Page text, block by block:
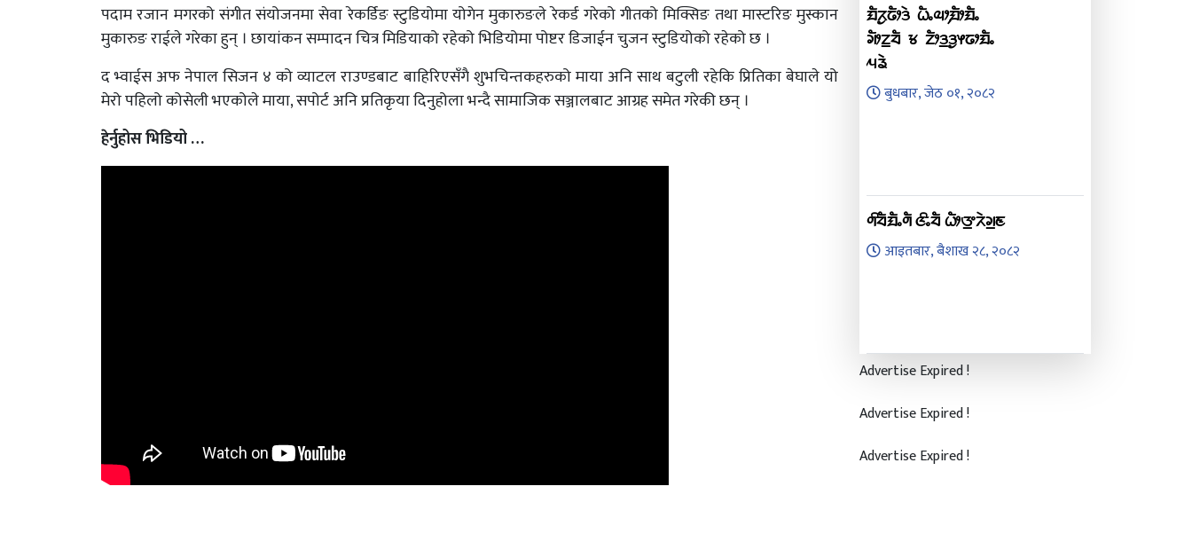
पदाम रजान मगरको संगीत संयोजनमा सेवा रेकर्डिङ स्टुडियोमा योगेन मुकारुङले रेकर्ड गरेको गीतको मिक्सिङ तथा मास्टरिङ मुस्कान
मुकारुङ राईले गरेका हुन् । छायांकन सम्पादन चित्र मिडियाको रहेको भिडियोमा पोष्टर डिजाईन चुजन स्टुडियोको रहेको छ ।
द भ्वाईस अफ नेपाल सिजन ४ को व्याटल राउण्डबाट बाहिरिएसँगै शुभचिन्तकहरुको माया अनि साथ बटुली रहेकि प्रितिका बेघाले यो
मेरो पहिलो कोसेली भएकोले माया, सपोर्ट अनि प्रतिकृया दिनुहोला भन्दै सामाजिक सञ्जालबाट आग्रह समेत गरेकी छन् ।
हेर्नुहोस भिडियो …
ᤀᤠᤖᤢᤒᤥᤋᤧ ᤐᤠᤱᤓᤣ᤹ᤀᤥᤀᤠᤱ
ᤆᤥᤁ᤻ᤔᤠ ᤃ ᤁᤥᤋ᤻ᤋᤢᤶᤒᤣᤀᤠᤱ
ᤘᤕᤧ
बुधबार, जेठ ०१, २०८२
ᤛᤡᤔᤠᤀᤠᤱᤛᤠ ᤜᤡᤱᤔᤠ ᤐᤥᤅ᤻ᤖᤧᤆ᤻ᤇ
आइतबार, बैशाख २८, २०८२
Advertise Expired !
Advertise Expired !
Advertise Expired !